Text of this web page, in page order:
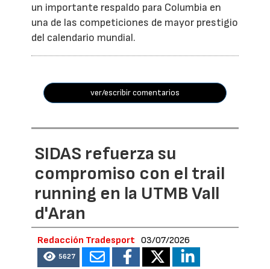
un importante respaldo para Columbia en
una de las competiciones de mayor prestigio
del calendario mundial.
ver/escribir comentarios
SIDAS refuerza su
compromiso con el trail
running en la UTMB Vall
d'Aran
Redacción Tradesport 03/07/2026
5627